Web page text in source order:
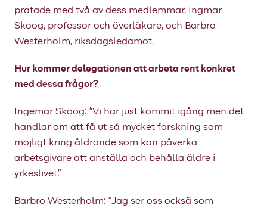
pratade med två av dess medlemmar, Ingmar
Skoog, professor och överläkare, och Barbro
Westerholm, riksdagsledamot.
Hur kommer delegationen att arbeta rent konkret
med dessa frågor?
Ingemar Skoog: ”Vi har just kommit igång men det
handlar om att få ut så mycket forskning som
möjligt kring åldrande som kan påverka
arbetsgivare att anställa och behålla äldre i
yrkeslivet.”
Barbro Westerholm: ”Jag ser oss också som